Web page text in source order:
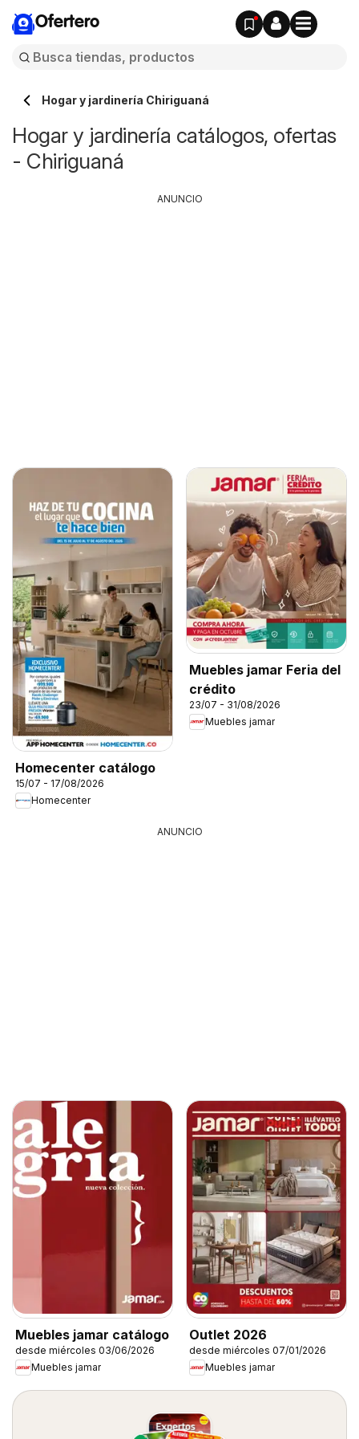
Ofertero
Hogar y jardinería Chiriguaná
Hogar y jardinería catálogos, ofertas
- Chiriguaná
Homecenter catálogo
15/07 - 17/08/2026
Homecenter
Muebles jamar Feria del
crédito
23/07 - 31/08/2026
Muebles jamar
ANUNCIO
ANUNCIO
Muebles jamar catálogo
desde miércoles 03/06/2026
Muebles jamar
Outlet 2026
desde miércoles 07/01/2026
Muebles jamar